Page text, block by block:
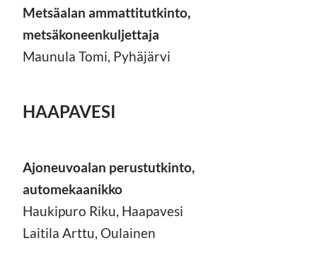
Metsäalan ammattitutkinto,
metsäkoneenkuljettaja
Maunula Tomi, Pyhäjärvi
HAAPAVESI
Ajoneuvoalan perustutkinto,
automekaanikko
Haukipuro Riku, Haapavesi
Laitila Arttu, Oulainen